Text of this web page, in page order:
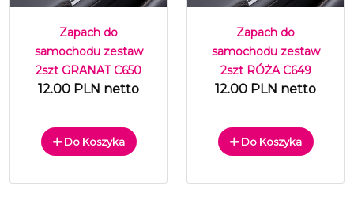
Zapach do
samochodu zestaw
2szt GRANAT C650
12.00 PLN netto
Do Koszyka
Zapach do
samochodu zestaw
2szt RÓŻA C649
12.00 PLN netto
Do Koszyka